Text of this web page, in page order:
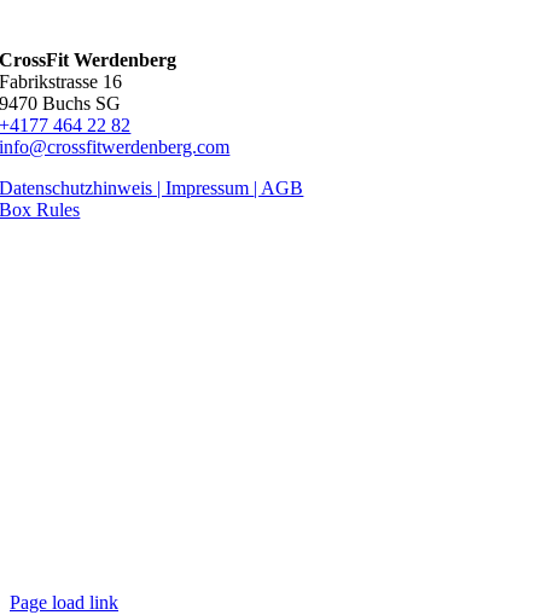
CrossFit Werdenberg
Fabrikstrasse 16
9470 Buchs SG
+4177 464 22 82
info@crossfitwerdenberg.com
Datenschutzhinweis | Impressum | AGB
Box Rules
Page load link